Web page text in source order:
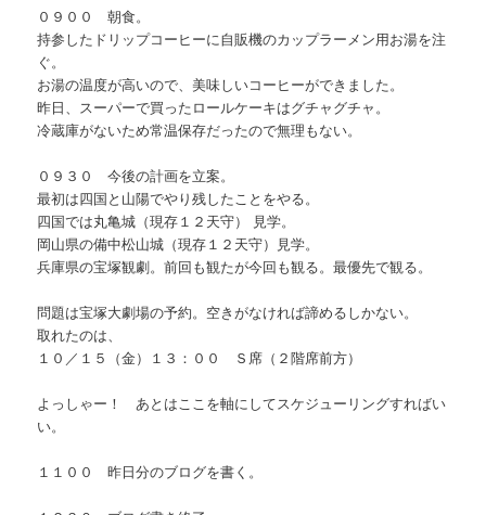
０９００ 朝食。
持参したドリップコーヒーに自販機のカップラーメン用お湯を注
ぐ。
お湯の温度が高いので、美味しいコーヒーができました。
昨日、スーパーで買ったロールケーキはグチャグチャ。
冷蔵庫がないため常温保存だったので無理もない。
０９３０ 今後の計画を立案。
最初は四国と山陽でやり残したことをやる。
四国では丸亀城（現存１２天守） 見学。
岡山県の備中松山城（現存１２天守）見学。
兵庫県の宝塚観劇。前回も観たが今回も観る。最優先で観る。
問題は宝塚大劇場の予約。空きがなければ諦めるしかない。
取れたのは、
１０／１５（金）１３：００ Ｓ席（２階席前方）
よっしゃー！ あとはここを軸にしてスケジューリングすればい
い。
１１００ 昨日分のブログを書く。